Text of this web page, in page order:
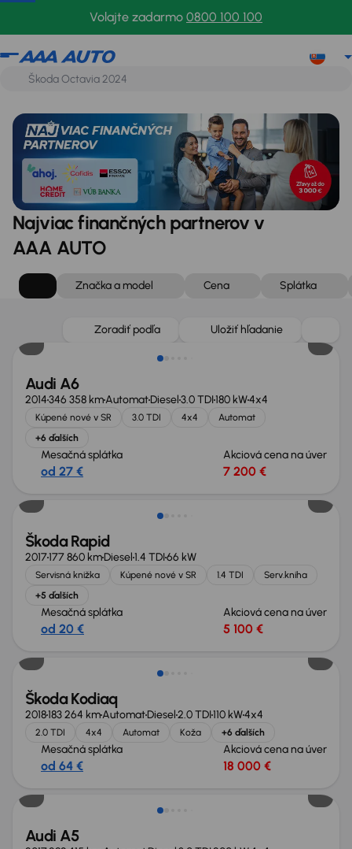
Volajte zadarmo 0800 100 100
Najviac finančných partnerov v
AAA AUTO
Značka a model Cena Splátka
Zoradiť podľa Uložiť hľadanie
Zlacnené o 1 100 €
Audi A6
2014346 358 kmAutomatDiesel3.0 TDI180 kW4x4
Kúpené nové v SR 3.0 TDI 4x4
Automat
+6 ďalších
Mesačná splátka
od 27 €
Akciová cena na úver
7 200 €
Zlacnené o 500 €
Škoda Rapid
2017177 860 kmDiesel1.4 TDI66 kW
Servisná knižka Kúpené nové v SR 1.4 TDI
Serv.kniha
+5 ďalších
Mesačná splátka
od 20 €
Akciová cena na úver
5 100 €
Zlacnené o 1 000 €
Škoda Kodiaq
2018183 264 kmAutomatDiesel2.0 TDI110 kW4x4
2.0 TDI 4x4 Automat Koža +6 ďalších
Mesačná splátka
od 64 €
Akciová cena na úver
18 000 €
Zlacnené o 500 €
Audi A5